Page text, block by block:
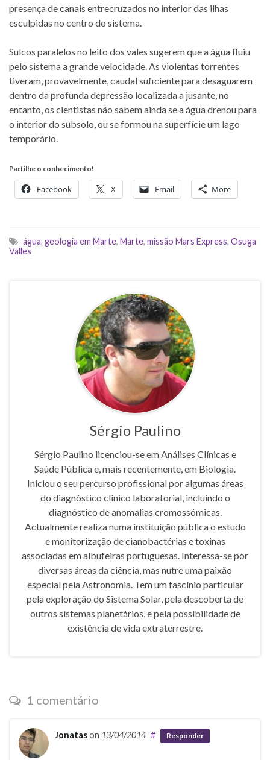
presença de canais entrecruzados no interior das ilhas
esculpidas no centro do sistema.
Sulcos paralelos no leito dos vales sugerem que a água fluiu
pelo sistema a grande velocidade. As violentas torrentes
tiveram, provavelmente, caudal suficiente para desaguarem
dentro da profunda depressão localizada a jusante, no
entanto, os cientistas não sabem ainda se a água drenou para
o interior do subsolo, ou se formou na superfície um lago
temporário.
Partilhe o conhecimento!
Facebook X Email More
água, geologia em Marte, Marte, missão Mars Express, Osuga
Valles
Sérgio Paulino
Sérgio Paulino licenciou-se em Análises Clínicas e
Saúde Pública e, mais recentemente, em Biologia.
Iniciou o seu percurso profissional por algumas áreas
do diagnóstico clínico laboratorial, incluindo o
diagnóstico de anomalias cromossómicas.
Actualmente realiza numa instituição pública o estudo
e monitorização de cianobactérias e toxinas
associadas em albufeiras portuguesas. Interessa-se por
diversas áreas da ciência, mas nutre uma paixão
especial pela Astronomia. Tem um fascínio particular
pela exploração do Sistema Solar, pela descoberta de
outros sistemas planetários, e pela possibilidade de
existência de vida extraterrestre.
1 comentário
Jonatason 13/04/2014 # Responder